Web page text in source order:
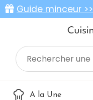
Guide minceur >>
A la Une